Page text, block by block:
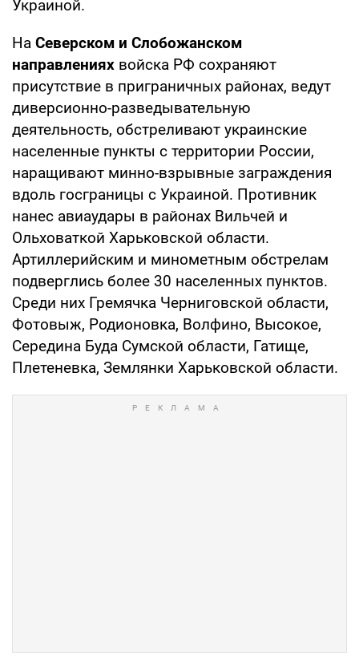
Украиной.
На Северском и Слобожанском
направлениях войска РФ сохраняют
присутствие в приграничных районах, ведут
диверсионно-разведывательную
деятельность, обстреливают украинские
населенные пункты с территории России,
наращивают минно-взрывные заграждения
вдоль госграницы с Украиной. Противник
нанес авиаудары в районах Вильчей и
Ольховаткой Харьковской области.
Артиллерийским и минометным обстрелам
подверглись более 30 населенных пунктов.
Среди них Гремячка Черниговской области,
Фотовыж, Родионовка, Волфино, Высокое,
Середина Буда Сумской области, Гатище,
Плетеневка, Землянки Харьковской области.